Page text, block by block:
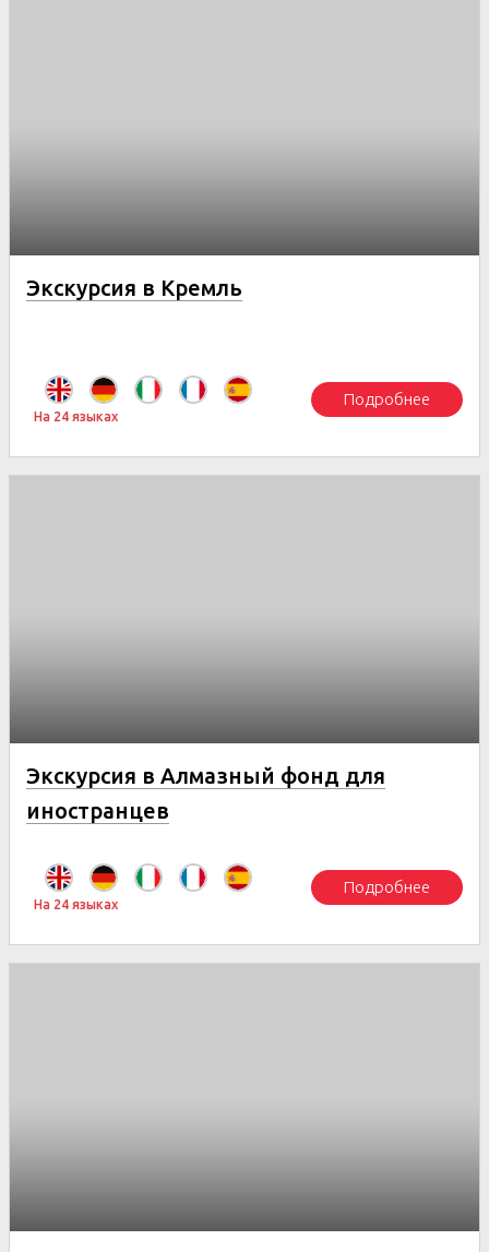
Экскурсия в Кремль
На 24 языках
Подробнее
Экскурсия в Алмазный фонд для
иностранцев
На 24 языках
Подробнее